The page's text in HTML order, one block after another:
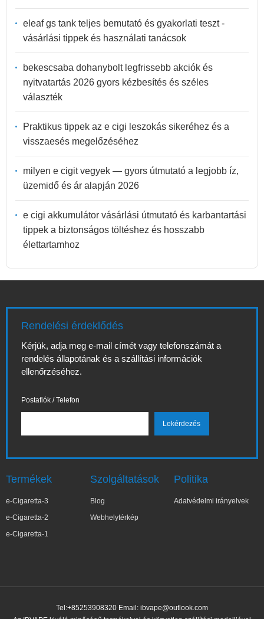
eleaf gs tank teljes bemutató és gyakorlati teszt -
vásárlási tippek és használati tanácsok
bekescsaba dohanybolt legfrissebb akciók és
nyitvatartás 2026 gyors kézbesítés és széles
választék
Praktikus tippek az e cigi leszokás sikeréhez és a
visszaesés megelőzéséhez
milyen e cigit vegyek — gyors útmutató a legjobb íz,
üzemidő és ár alapján 2026
e cigi akkumulátor vásárlási útmutató és karbantartási
tippek a biztonságos töltéshez és hosszabb
élettartamhoz
Rendelési érdeklődés
Kérjük, adja meg e-mail címét vagy telefonszámát a
rendelés állapotának és a szállítási információk
ellenőrzéséhez.
Postafiók / Telefon
Termékek
e-Cigaretta-3
e-Cigaretta-2
e-Cigaretta-1
Szolgáltatások
Blog
Webhelytérkép
Politika
Adatvédelmi irányelvek
Tel:+85253908320 Email: ibvape@outlook.com